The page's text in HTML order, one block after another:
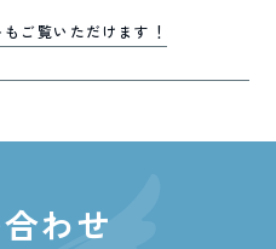
ご覧いただけます！
わせ